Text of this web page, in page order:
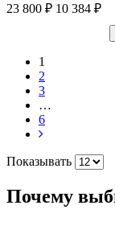
23 800 ₽ 10 384 ₽
1
2
3
…
6
Показывать
Почему